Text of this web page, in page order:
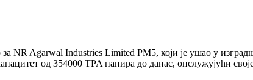
NR Agarwal Industries Limited PM5, који је ушао у
од 354000 TPA папира до данас, опслужујући